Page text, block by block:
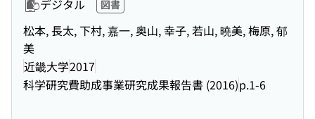
デジタル 図書
松本, 長太, 下村, 嘉一, 奥山, 幸子, 若山, 曉美, 梅原, 郁
美
近畿大学2017
科学研究費助成事業研究成果報告書 (2016)p.1-6